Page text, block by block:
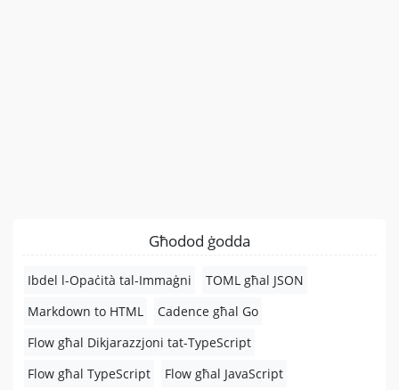
Għodod ġodda
Ibdel l-Opaċità tal-Immaġni
TOML għal JSON
Markdown to HTML
Cadence għal Go
Flow għal Dikjarazzjoni tat-TypeScript
Flow għal TypeScript
Flow għal JavaScript